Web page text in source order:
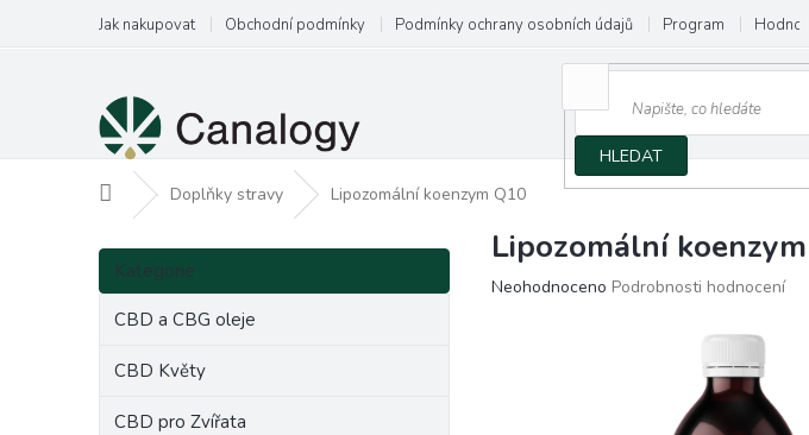
obsah
Jak nakupovat Obchodní podmínky Podmínky ochrany osobních údajů Program
HLEDAT
Domů Doplňky stravy Lipozomální koenzym Q10
P
s
Přeskočit
kategorie
Kategorie
CBD a CBG oleje
CBD Květy
CBD pro Zvířata
Lipozomální
Průměrné
Neohodnoceno Podrobnosti hodnocení